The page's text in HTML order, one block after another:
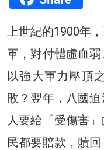
上世紀的1900年
軍，對付體虛血
以強大軍力壓頂
敗？翌年，八國
人要給「受傷害
民都要賠款，贖